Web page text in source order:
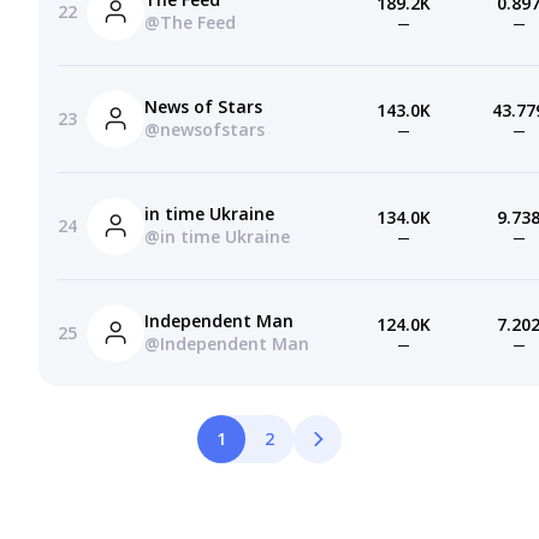
22
@The Feed
— —
23
News of Stars
@newsofstars
143.0K
— —
24
in time Ukraine
@in time Ukraine
134.0K
—
9.738
—
25
Independent Man
@Independent Man
124.0K
—
7.202
—
1 2